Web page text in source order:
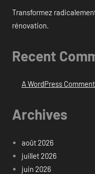
Transformez
rénovation.
Recent
A WordPress
Archives
août 2026
juillet 2026
juin 2026